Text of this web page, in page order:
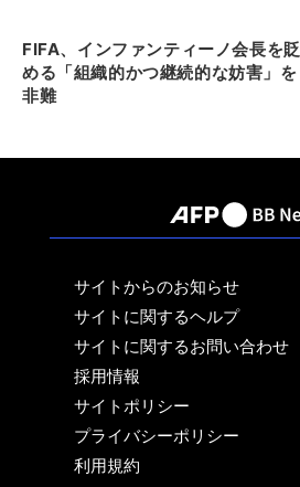
FIFA、インファンティーノ会長を貶
める「組織的かつ継続的な妨害」を
非難
サイトからのお知らせ
サイトに関するヘルプ
サイトに関するお問い合わせ
採用情報
サイトポリシー
プライバシーポリシー
利用規約